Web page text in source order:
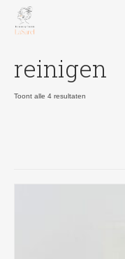
reinigen
Toont alle 4 resultaten